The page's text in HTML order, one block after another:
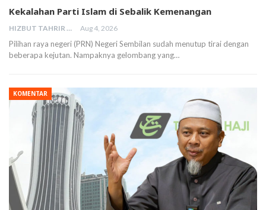
Kekalahan Parti Islam di Sebalik Kemenangan
HIZBUT TAHRIR MALAYSIA Aug 4, 2026
Pilihan raya negeri (PRN) Negeri Sembilan sudah menutup tirai dengan
beberapa kejutan. Nampaknya gelombang yang…
KOMENTAR